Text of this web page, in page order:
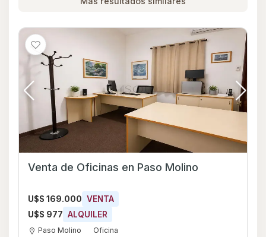
Venta de Oficinas en Paso Molino
U$S 169.000 VENTA
U$S 977 ALQUILER
Paso Molino Oficina